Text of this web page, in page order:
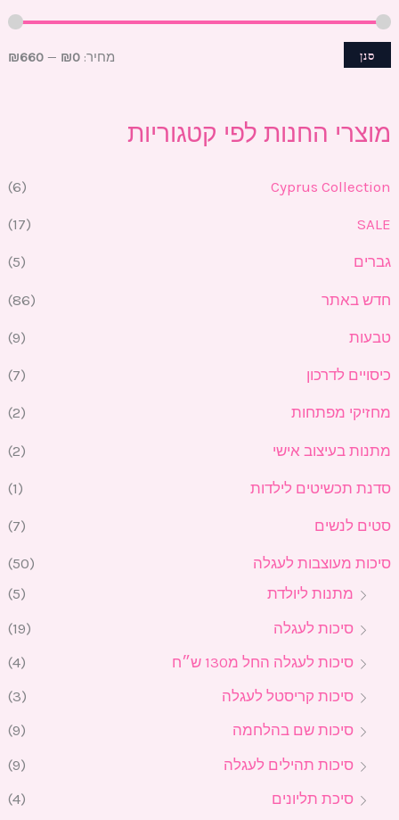
י
נ
ק
ס
סנן מחיר: ₪0
—
₪660
מוצרי החנות לפי קטגוריות
Cyprus Collection
(6)
SALE
(17)
גברים (5)
חדש באתר (86)
טבעות (9)
כיסויים לדרכון (7)
מחזיקי מפתחות (2)
מתנות בעיצוב אישי (2)
סדנת תכשיטים לילדות (1)
סטים לנשים (7)
סיכות מעוצבות לעגלה
(50)
מתנות ליולדת
(5)
סיכות לעגלה
(19)
סיכות לעגלה החל מ130 ש״ח
(4)
סיכות קריסטל לעגלה
(3)
סיכות שם בהלחמה
(9)
סיכות תהילים לעגלה
(9)
סיכת תליונים
(4)